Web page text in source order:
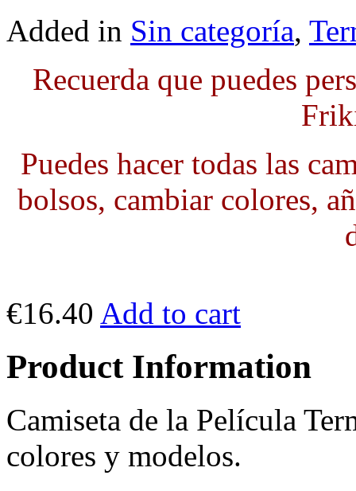
Added in Sin categoría,
Recuerda que puedes
Puedes hacer todas las
bolsos, cambiar colores,
€16.40 Add to cart
Product Information
Camiseta de la Película
colores y modelos.